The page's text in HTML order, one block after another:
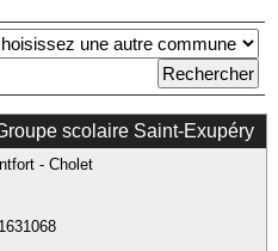
scolaire Saint-Exupéry
- Cholet